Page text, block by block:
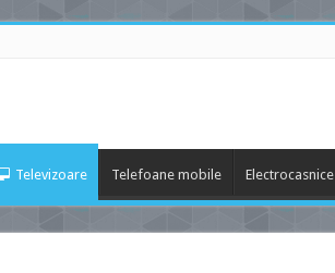
Televizoare Telefoane mobile Electrocasnice